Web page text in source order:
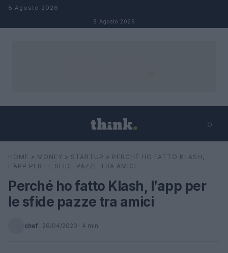
Salta al contenuto
8 Agosto 2026
8 Agosto 2026
⌕
Cerca ⌕
HOME » MONEY » STARTUP » PERCHÉ HO FATTO KLASH,
L’APP PER LE SFIDE PAZZE TRA AMICI
Perché ho fatto Klash, l’app per
le sfide pazze tra amici
chef · 26/04/2020 · 4 min